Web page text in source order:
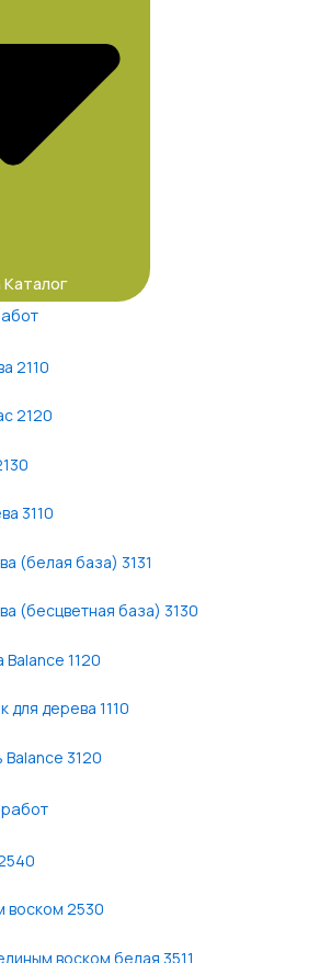
2110
2120
3110
(белая база) 3131
(бесцветная база) 3130
Balance 1120
для дерева 1110
Balance 3120
воском 2530
воском белая 3511